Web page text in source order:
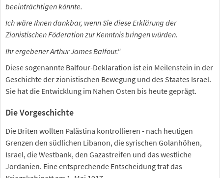
beeinträchtigen könnte.
Ich wäre Ihnen dankbar, wenn Sie diese Erklärung der
Zionistischen Föderation zur Kenntnis bringen würden.
Ihr ergebener Arthur James Balfour."
Diese sogenannte Balfour-Deklaration ist ein Meilenstein in der
Geschichte der zionistischen Bewegung und des Staates Israel.
Sie hat die Entwicklung im Nahen Osten bis heute geprägt.
Die Vorgeschichte
Die Briten wollten Palästina kontrollieren - nach heutigen
Grenzen den südlichen Libanon, die syrischen Golanhöhen,
Israel, die Westbank, den Gazastreifen und das westliche
Jordanien. Eine entsprechende Entscheidung traf das